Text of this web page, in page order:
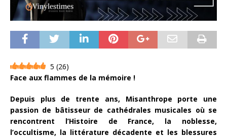
5 (26)
Face aux flammes de la mémoire !
Depuis plus de trente ans, Misanthrope porte une
passion de bâtisseur de cathédrales musicales où se
rencontrent l’Histoire de France, la noblesse,
l’occultisme, la littérature décadente et les blessures